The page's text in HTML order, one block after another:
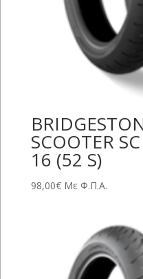
SCOOTER
16 (52 S)
98,00€ Με Φ.Π.Α.